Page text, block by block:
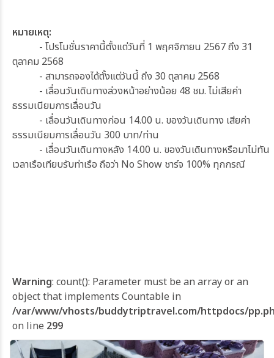
หมายเหตุ:
- โปรโมชั่นราคานี้ตั้งแต่วันที่ 1 พฤศจิกายน 2567 ถึง 31
ตุลาคม 2568
- สามารถจองได้ตั้งแต่วันนี้ ถึง 30 ตุลาคม 2568
- เลื่อนวันเดินทางล่วงหน้าอย่างน้อย 48 ชม. ไม่เสียค่า
ธรรมเนียมการเลื่อนวัน
- เลื่อนวันเดินทางก่อน 14.00 น. ของวันเดินทาง เสียค่า
ธรรมเนียมการเลื่อนวัน 300 บาท/ท่าน
- เลื่อนวันเดินทางหลัง 14.00 น. ของวันเดินทางหรือมาไม่ทัน
เวลาเรือเทียบรับท่าเรือ ถือว่า No Show ชาร์จ 100% ทุกกรณี
Warning: count(): Parameter must be an array or an
object that implements Countable in
/var/www/vhosts/buddytriptravel.com/httpdocs/
on line 299